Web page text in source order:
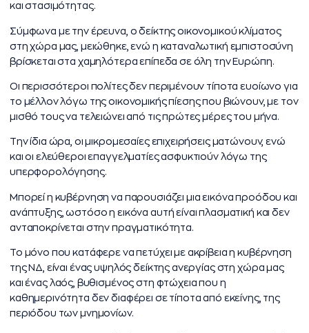
και στασιμότητας.
Σύμφωνα με την έρευνα, ο δείκτης οικονομικού κλίματος
στη χώρα μας, μειώθηκε, ενώ η καταναλωτική εμπιστοσύνη
βρίσκεται στα χαμηλότερα επίπεδα σε όλη την Ευρώπη.
Οι περισσότεροι πολίτες δεν περιμένουν τίποτα ευοίωνο για
το μέλλον λόγω της οικονομικής πίεσης που βιώνουν, με τον
μισθό τους να τελειώνει από τις πρώτες μέρες του μήνα.
Την ίδια ώρα, οι μικρομεσαίες επιχειρήσεις ματώνουν, ενώ
και οι ελεύθεροι επαγγελματίες ασφυκτιούν λόγω της
υπερφορολόγησης.
Μπορεί η κυβέρνηση να παρουσιάζει μια εικόνα προόδου και
ανάπτυξης, ωστόσο η εικόνα αυτή είναι πλασματική και δεν
ανταποκρίνεται στην πραγματικότητα.
Το μόνο που κατάφερε να πετύχει με ακρίβεια η κυβέρνηση
της ΝΔ, είναι ένας υψηλός δείκτης ανεργίας στη χώρα μας
και ένας λαός, βυθισμένος στη φτώχεια που η
καθημερινότητα δεν διαφέρει σε τίποτα από εκείνης, της
περιόδου των μνημονίων.